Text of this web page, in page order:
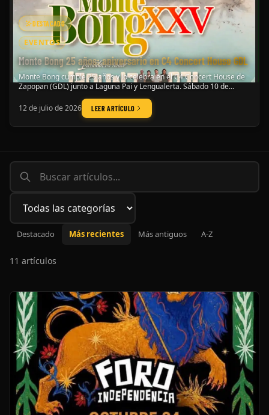
DESTACADO
EVENTOS
Monte Bong 25 años: aniversario en C4 Concert House GDL
Monte Bong cumple 25 años y lo celebra en el C4 Concert House de
Zapopan (GDL) junto a Laguna Pai y Lengualerta. Sábado 10 de
12 de julio de 2026
LEER ARTÍCULO
Filtrar por categoría
Destacado Más recientes Más antiguos A-Z
11 artículos